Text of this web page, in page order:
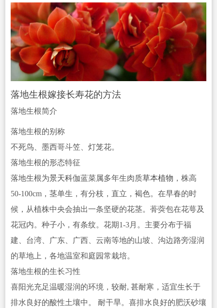
落地生根嫁接长寿花的方法
落地生根简介
落地生根的别称
不死鸟、墨西哥斗笠、灯笼花。
落地生根的形态特征
落地生根为景天科伽蓝菜属多年生肉质草本植物 ，株高
50-100cm，茎单生，有分枝，直立，褐色。在早春的时
候，从植株中央会抽出一条坚硬的花茎。蓇葖包在花萼及
花冠内。种子小，有条纹。花期1-3月。主要分布于福
建、台湾、广东、广西、云南等地的山坡、 沟边路旁湿润
的草地上，各地温室和庭园常栽培。
落地生根的生长习性
喜阳光充足温暖湿润的环境，较耐, 甚耐寒，适宜生长于
排水良好的酸性土壤中。 耐干旱。喜排水良好的肥沃砂壤